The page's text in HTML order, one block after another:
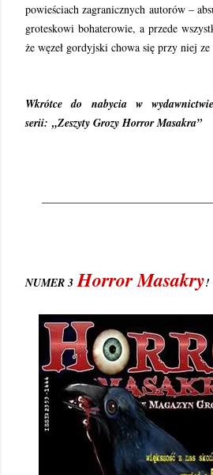
powieściach zagranicznych autorów –
groteskowi bohaterowie, a przede
że węzeł gordyjski chowa się przy niej
Wkrótce do nabycia w
serii: „Zeszyty Grozy Horror Masakra”
NUMER 3Horror Masakry!